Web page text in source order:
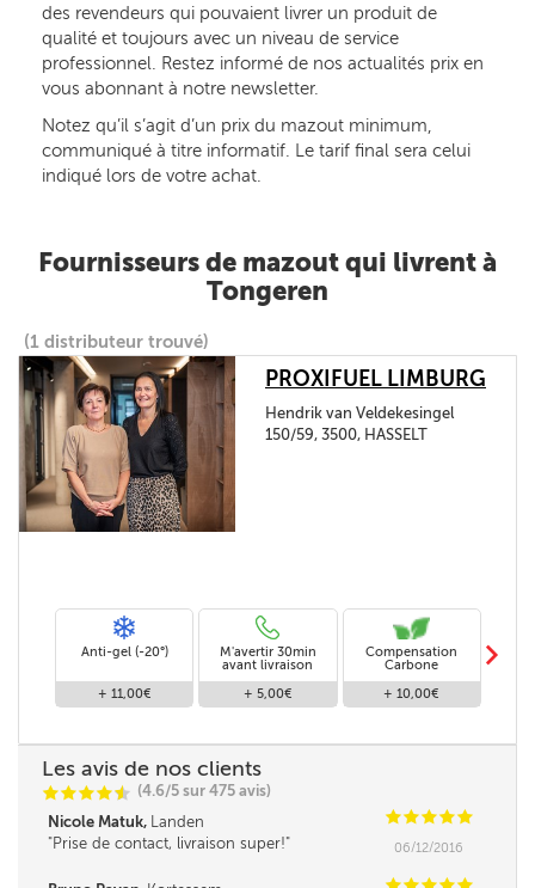
des revendeurs qui pouvaient livrer un produit de
qualité et toujours avec un niveau de service
professionnel. Restez informé de nos actualités prix en
vous abonnant à notre newsletter.
Notez qu’il s’agit d’un prix du mazout minimum,
communiqué à titre informatif. Le tarif final sera celui
indiqué lors de votre achat.
Fournisseurs de mazout qui livrent à
Tongeren
(1 distributeur trouvé)
PROXIFUEL LIMBURG
Hendrik van Veldekesingel
150/59, 3500, HASSELT
Anti-gel (-20°)
+ 11,00€
M'avertir 30min
avant livraison
+ 5,00€
Compensation
Carbone
+ 10,00€
m
Les avis de nos clients
CCCCi
@ (4.6/5 sur 475 avis)
Nicole Matuk, Landen CCCCC
Prise de contact, livraison super!
06/12/2016